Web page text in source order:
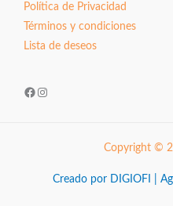
Política de Privacidad
Términos y condiciones
Lista de deseos
Facebook
Instagram
Copyright ©
Creado por DIGIOFI |